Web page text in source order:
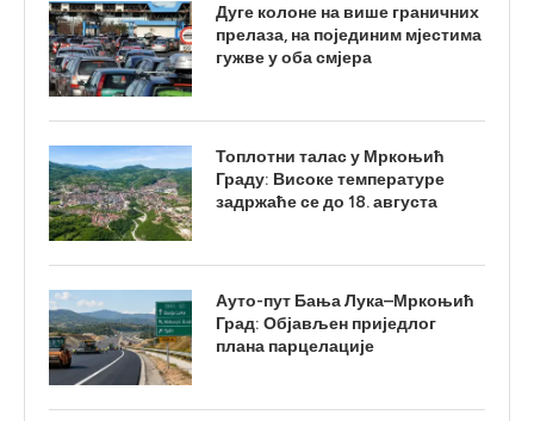
Дуге колоне на више граничних
прелаза, на појединим мјестима
гужве у оба смјера
Топлотни талас у Мркоњић
Граду: Високе температуре
задржаће се до 18. августа
Ауто-пут Бања Лука–Мркоњић
Град: Објављен приједлог
плана парцелације